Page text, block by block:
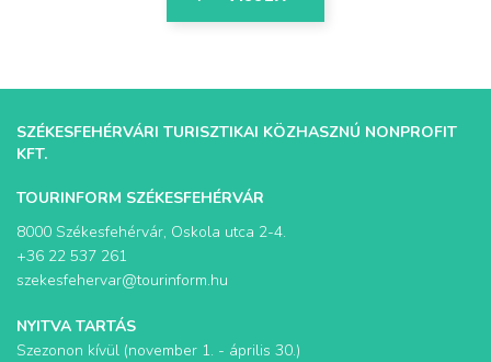
SZÉKESFEHÉRVÁRI TURISZTIKAI KÖZHASZNÚ NONPROFIT
KFT.
TOURINFORM SZÉKESFEHÉRVÁR
8000 Székesfehérvár, Oskola utca 2-4.
+36 22 537 261
szekesfehervar@tourinform.hu
NYITVA TARTÁS
Szezonon kívül (november 1. - április 30.)